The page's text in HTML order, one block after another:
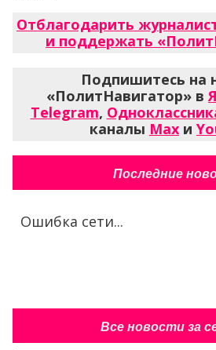
Отблагодарить
и поддержать
Подпишитесь на
«ПолитНавигатор» в
Telegram,
каналы Max и
Последние
Ошибка сети...
Все новости за